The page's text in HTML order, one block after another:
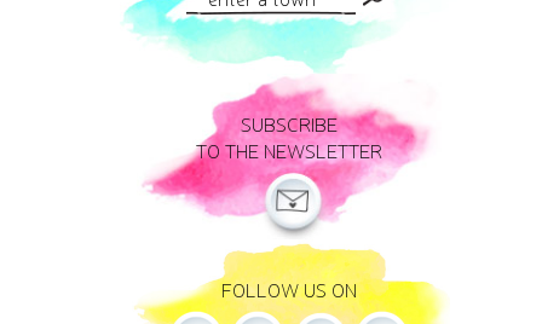
SUBSCRIBE
TO THE NEWSLETTER
FOLLOW US ON